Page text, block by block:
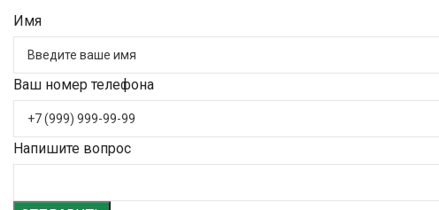
Имя
Ваш номер телефона
Напишите вопрос